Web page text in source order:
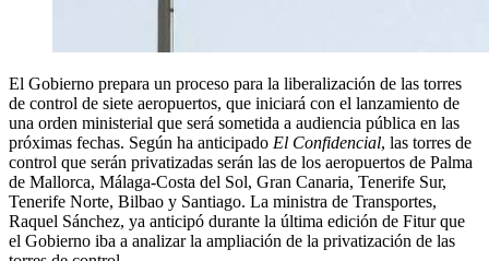
El Gobierno prepara un proceso para la liberalización de las torres
de control de siete aeropuertos, que iniciará con el lanzamiento de
una orden ministerial que será sometida a audiencia pública en las
próximas fechas. Según ha anticipado El Confidencial, las torres de
control que serán privatizadas serán las de los aeropuertos de Palma
de Mallorca, Málaga-Costa del Sol, Gran Canaria, Tenerife Sur,
Tenerife Norte, Bilbao y Santiago. La ministra de Transportes,
Raquel Sánchez, ya anticipó durante la última edición de Fitur que
el Gobierno iba a analizar la ampliación de la privatización de las